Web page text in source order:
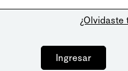
¿Olvidaste
Ingresar